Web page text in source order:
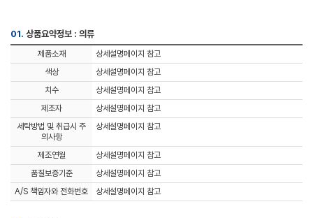
01. 상품요약정보 : 의류
제품소재
상세설명페이지 참고
색상
상세설명페이지 참고
치수
상세설명페이지 참고
제조자
상세설명페이지 참고
세탁방법 및 취급시 주
의사항
상세설명페이지 참고
제조연월
상세설명페이지 참고
품질보증기준
상세설명페이지 참고
A/S 책임자와 전화번호
상세설명페이지 참고